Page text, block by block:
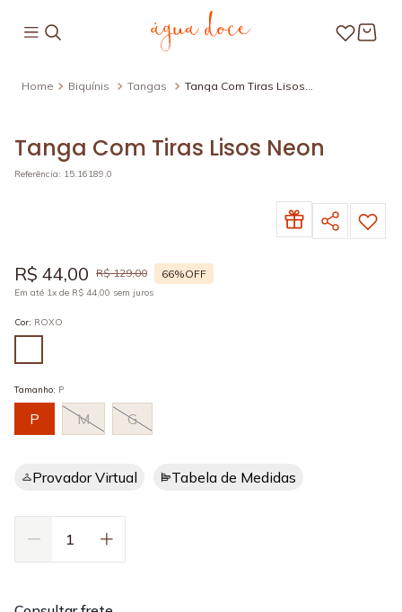
Biquínis Tangas
Tanga Com Tiras Lisos
Tanga Com Tiras Lisos Neon
Referência: 15.16189.0
R$ 44,00 R$ 129,00 66%OFF
Em até 1x de R$ 44,00 sem juros
Cor: ROXO
Tamanho: P
P M G
Provador Virtual Tabela de Medidas